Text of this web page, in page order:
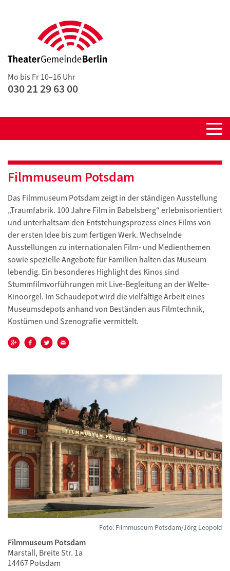
Mo bis Fr 10–16 Uhr
030 21 29 63 00
Filmmuseum Potsdam
Das Filmmuseum Potsdam zeigt in der ständigen Ausstellung
„Traumfabrik. 100 Jahre Film in Babelsberg“ erlebnisorientiert
und unterhaltsam den Entstehungsprozess eines Films von
der ersten Idee bis zum fertigen Werk. Wechselnde
Ausstellungen zu internationalen Film- und Medienthemen
sowie spezielle Angebote für Familien halten das Museum
lebendig. Ein besonderes Highlight des Kinos sind
Stummfilmvorführungen mit Live-Begleitung an der Welte-
Kinoorgel. Im Schaudepot wird die vielfältige Arbeit eines
Museumsdepots anhand von Beständen aus Filmtechnik,
Kostümen und Szenografie vermittelt.
Foto: Filmmuseum Potsdam/Jörg Leopold
Filmmuseum Potsdam
Marstall, Breite Str. 1a
14467 Potsdam